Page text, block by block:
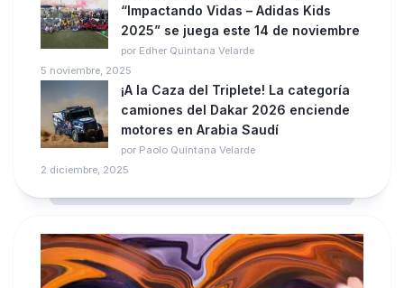
“Impactando Vidas – Adidas Kids
2025” se juega este 14 de noviembre
por Edher Quintana Velarde
5 noviembre, 2025
¡A la Caza del Triplete! La categoría
camiones del Dakar 2026 enciende
motores en Arabia Saudí
por Paolo Quintana Velarde
2 diciembre, 2025